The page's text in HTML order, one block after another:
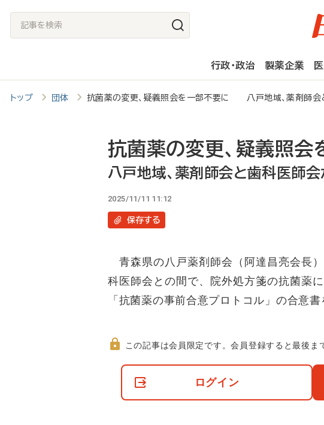
記
事
検
索
行政・政治 製薬企業
トップ 団体 抗菌薬の変更、疑義照会を一部不要に 八戸地域、薬剤師会
抗菌薬の変更、疑義照会
八戸地域、薬剤師会と歯科医師
2025/11/11 11:12
保存する
青森県の八戸薬剤師会（阿達昌亮会長
科医師会との間で、院外処方箋の抗菌薬
「抗菌薬の事前合意プロトコル」の合意
この記事は会員限定です。会員登録すると最後ま
ログイン